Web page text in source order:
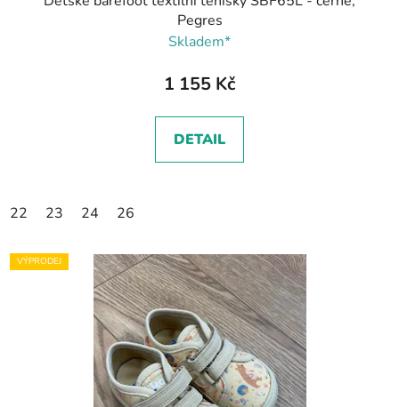
Pegres
Skladem*
1 155 Kč
DETAIL
22 23 24 26
VÝPRODEJ